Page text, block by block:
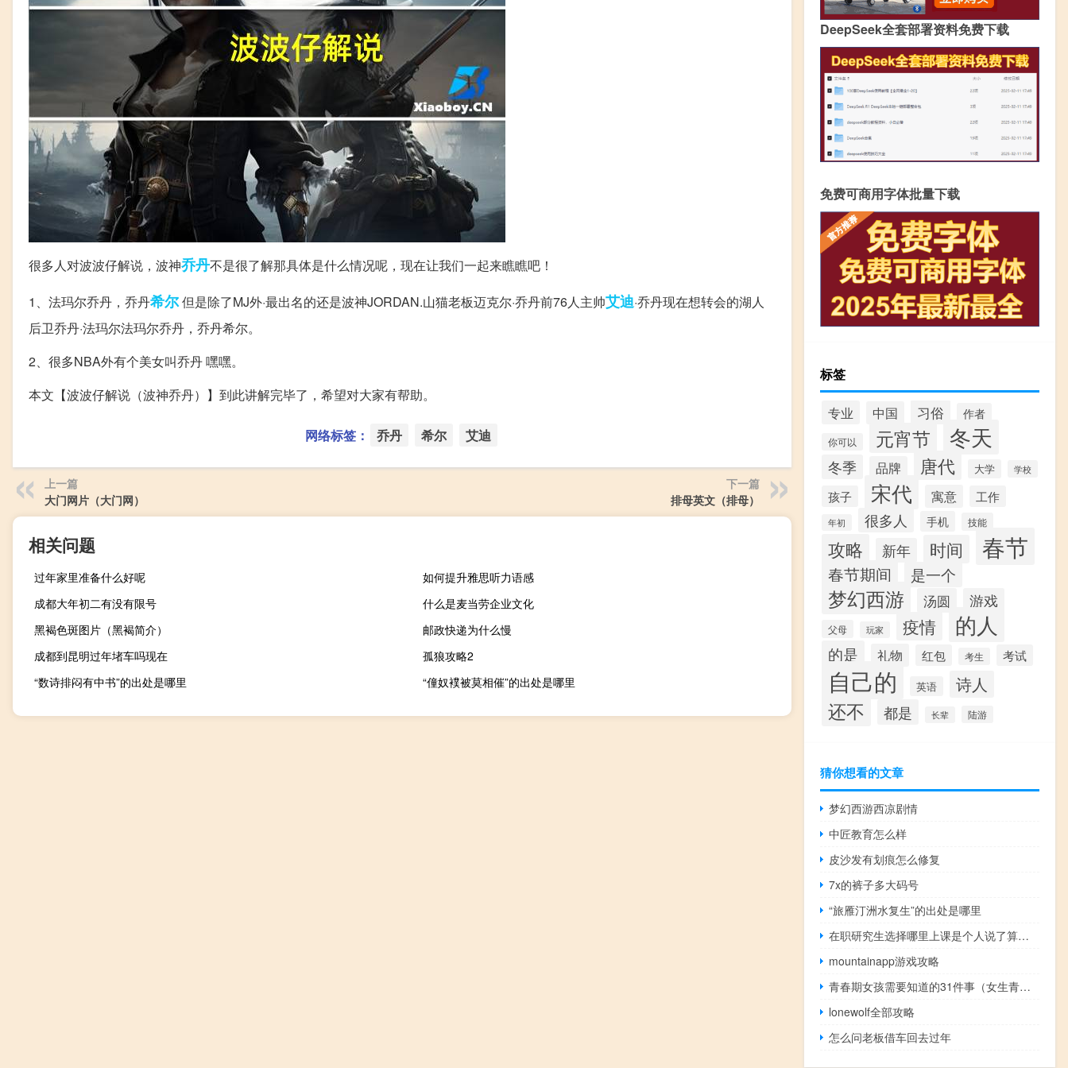
很多人对波波仔解说，波神乔丹不是很了解那具体是什么情况呢，现在让我们一起来瞧瞧吧！
1、法玛尔乔丹，乔丹希尔但是除了MJ外·最出名的还是波神JORDAN.山猫老板迈克尔·乔丹前76人主帅艾迪·乔丹现在想转会的湖人
后卫乔丹·法玛尔法玛尔乔丹，乔丹希尔。
2、很多NBA外有个美女叫乔丹 嘿嘿。
本文【波波仔解说（波神乔丹）】到此讲解完毕了，希望对大家有帮助。
网络标签： 乔丹 希尔 艾迪
上一篇
大门网片（大门网）
下一篇
排母英文（排母）
相关问题
过年家里准备什么好呢
如何提升雅思听力语感
成都大年初二有没有限号
什么是麦当劳企业文化
黑褐色斑图片（黑褐简介）
邮政快递为什么慢
成都到昆明过年堵车吗现在
孤狼攻略2
“数诗排闷有中书”的出处是哪里
“僮奴襆被莫相催”的出处是哪里
DeepSeek全套部署资料免费下载
免费可商用字体批量下载
标签
专业 中国 习俗 作者
你可以 元宵节 冬天
冬季 品牌 唐代 大学 学校
孩子 宋代 寓意 工作
年初 很多人 手机 技能
攻略 新年 时间 春节
春节期间 是一个
梦幻西游 汤圆 游戏
父母 玩家 疫情 的人
的是 礼物 红包 考生 考试
自己的 英语 诗人
还不 都是 长辈 陆游
猜你想看的文章
梦幻西游西凉剧情
中匠教育怎么样
皮沙发有划痕怎么修复
7x的裤子多大码号
“旅雁汀洲水复生”的出处是哪里
在职研究生选择哪里上课是个人说了算的吗
mountainapp游戏攻略
青春期女孩需要知道的31件事（女生青春期的秘密问题男生勿进）
lonewolf全部攻略
怎么问老板借车回去过年